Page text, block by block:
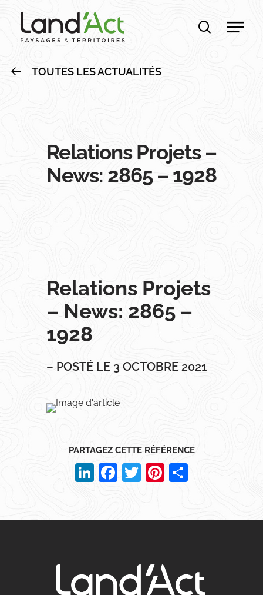
recherche
TOUTES LES ACTUALITÉS
Relations Projets –
News: 2865 – 1928
Relations Projets
– News: 2865 –
1928
– POSTÉ LE 3 OCTOBRE 2021
PARTAGEZ CETTE RÉFÉRENCE
LinkedIn
Facebook
TwitterPinterest